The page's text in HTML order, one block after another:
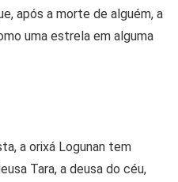
após a morte de alguém, a
uma estrela em alguma
a orixá Logunan tem
Tara, a deusa do céu,